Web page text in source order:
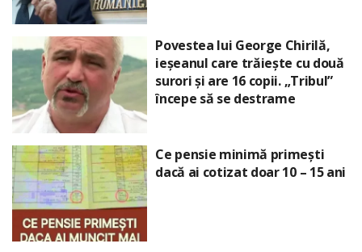
Povestea lui George Chirilă,
ieșeanul care trăiește cu două
surori și are 16 copii. „Tribul”
începe să se destrame
Ce pensie minimă primești
dacă ai cotizat doar 10 – 15 ani